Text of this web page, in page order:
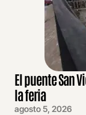
El puente San
la feria
agosto 5, 2026